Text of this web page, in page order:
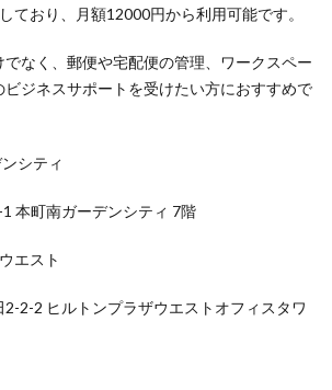
ており、月額12000円から利用可能です。
なく、郵便や宅配便の管理、ワークスペー
ビジネスサポートを受けたい方におすすめで
シティ
本町南ガーデンシティ 7階
エスト
2-2 ヒルトンプラザウエストオフィスタワ